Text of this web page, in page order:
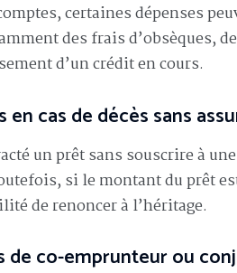
certaines dépenses
des frais d’obsèques,
d’un crédit en cours.
cas de décès sans
un prêt sans souscrire à
si le montant du prêt
de renoncer à l’héritage.
de co-emprunteur ou